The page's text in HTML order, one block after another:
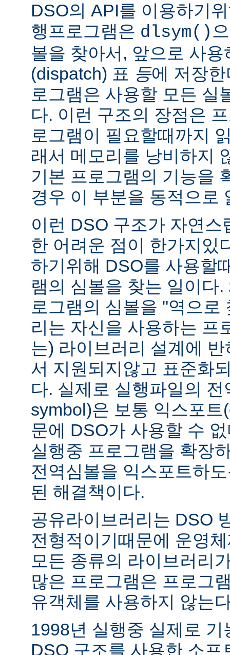
DSO의 API를 이용하기
행프로그램은 dlsym()
볼을 찾아서, 앞으로 사
(dispatch) 표 등에 저장
로그램은 사용할 모든 실
다. 이런 구조의 장점은
로그램이 필요할때까지
래서 메모리를 낭비하지
기본 프로그램의 기능을
경우 이 부분을 동적으로
이런 DSO 구조가 자연
한 어려운 점이 한가지있
하기위해 DSO를 사용할
램의 심볼을 찾는 일이다
로그램의 심볼을 "역으로
리는 자신을 사용하는 프
는) 라이브러리 설계에
서 지원되지않고 표준화
다. 실제로 실행파일의
symbol)은 보통 익스포
문에 DSO가 사용할 수
실행중 프로그램을 확장
전역심볼을 익스포트하
된 해결책이다.
공유라이브러리는 DSO
전형적이기때문에 운영
모든 종류의 라이브러리
많은 프로그램은 프로그
유객체를 사용하지 않는
1998년 실행중 실제로
DSO 구조를 사용한 소